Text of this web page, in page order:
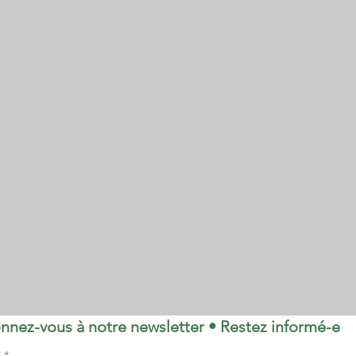
vous à notre newsletter • Restez informé-e